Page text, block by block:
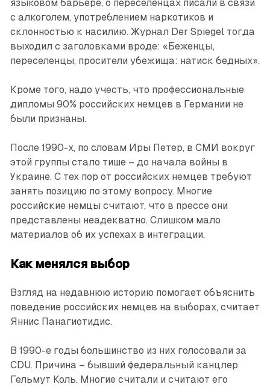
языковом барьере, о переселенцах писали в связи
с алкоголем, употреблением наркотиков и
склонностью к насилию. Журнал Der Spiegel тогда
выходил с заголовками вроде: «Беженцы,
переселенцы, просители убежища: натиск бедных».
Кроме того, надо учесть, что профессиональные
дипломы 90% российских немцев в Германии не
были признаны.
После 1990-х, по словам Иры Петер, в СМИ вокруг
этой группы стало тише – до начала войны в
Украине. С тех пор от российских немцев требуют
занять позицию по этому вопросу. Многие
российские немцы считают, что в прессе они
представлены неадекватно. Слишком мало
материалов об их успехах в интеграции.
Как менялся выбор
Взгляд на недавнюю историю помогает объяснить
поведение российских немцев на выборах, считает
Яннис Панагиотидис.
В 1990-е годы большинство из них голосовали за
CDU. Причина – бывший федеральный канцлер
Гельмут Коль. Многие считали и считают его